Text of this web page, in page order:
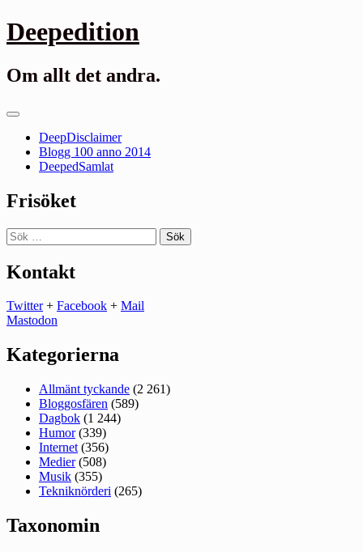
Gå
till
Deepedition
Om allt det andra.
Primär
DeepDisclaimer
Blogg 100 anno 2014
DeepedSamlat
Frisöket
Sök
efter:
Kontakt
Twitter+ Facebook + Mail
Mastodon
Kategorierna
Allmänt tyckande (2 261)
Bloggosfären (589)
Dagbok (1 244)
Humor(339)
Internet (356)
Medier(508)
Musik (355)
Tekniknörderi (265)
Taxonomin